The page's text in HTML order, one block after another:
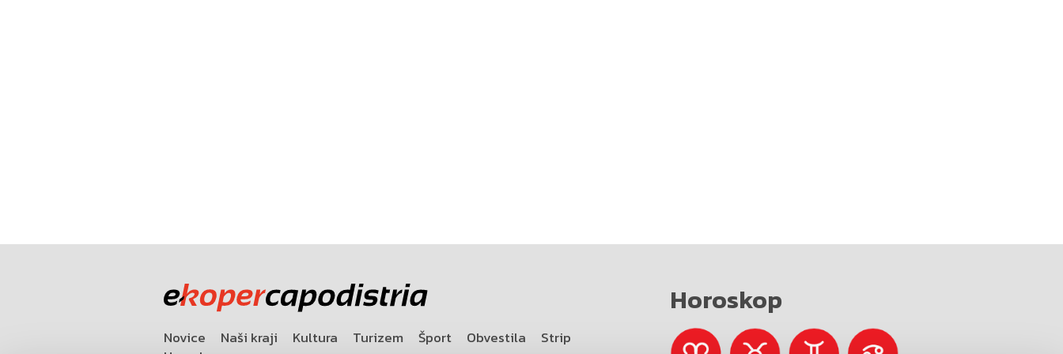
Novice Naši kraji Kultura Turizem Šport Obvestila
Strip
Horoskop